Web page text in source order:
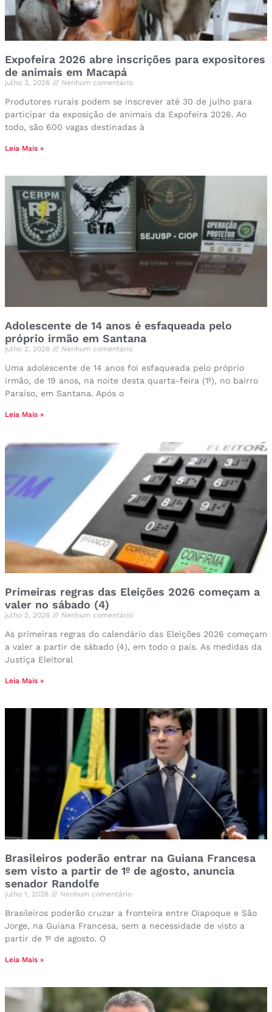
Expofeira 2026 abre inscrições para expositores
de animais em Macapá
julho 3, 2026 Nenhum comentário
Produtores rurais podem se inscrever até 30 de julho para
participar da exposição de animais da Expofeira 2026. Ao
todo, são 600 vagas destinadas à
Leia Mais »
Adolescente de 14 anos é esfaqueada pelo
próprio irmão em Santana
julho 2, 2026 Nenhum comentário
Uma adolescente de 14 anos foi esfaqueada pelo próprio
irmão, de 19 anos, na noite desta quarta-feira (1º), no bairro
Paraíso, em Santana. Após o
Leia Mais »
Primeiras regras das Eleições 2026 começam a
valer no sábado (4)
julho 2, 2026 Nenhum comentário
As primeiras regras do calendário das Eleições 2026 começam
a valer a partir de sábado (4), em todo o país. As medidas da
Justiça Eleitoral
Leia Mais »
Brasileiros poderão entrar na Guiana Francesa
sem visto a partir de 1º de agosto, anuncia
senador Randolfe
julho 1, 2026 Nenhum comentário
Brasileiros poderão cruzar a fronteira entre Oiapoque e São
Jorge, na Guiana Francesa, sem a necessidade de visto a
partir de 1º de agosto. O
Leia Mais »